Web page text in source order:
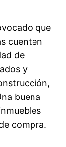
que
cuenten
de
y
buena
compra.